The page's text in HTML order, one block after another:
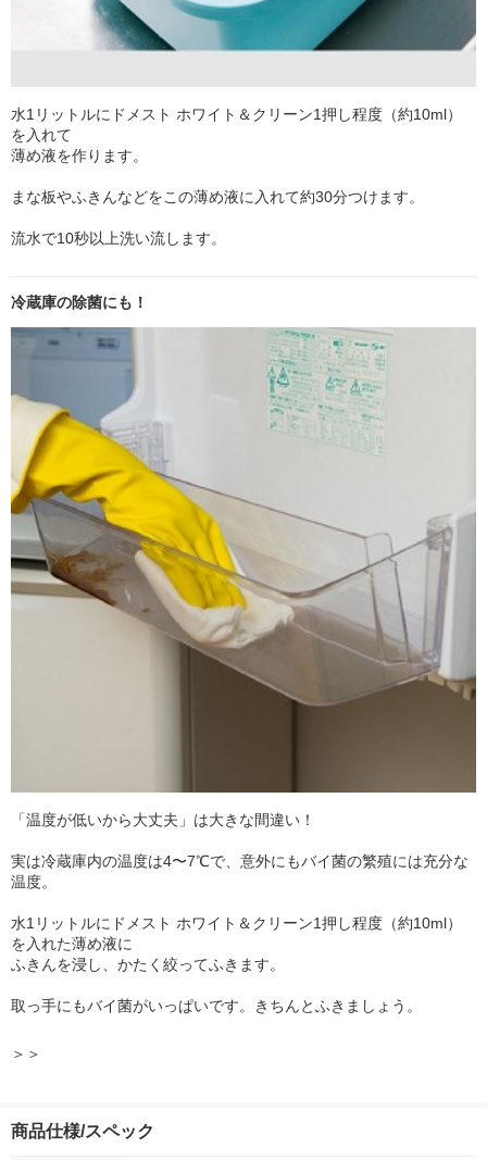
水1リットルにドメスト ホワイト＆クリーン1押し程度（約10ml）
を入れて
薄め液を作ります。
まな板やふきんなどをこの薄め液に入れて約30分つけます。
流水で10秒以上洗い流します。
冷蔵庫の除菌にも！
「温度が低いから大丈夫」は大きな間違い！
実は冷蔵庫内の温度は4〜7℃で、意外にもバイ菌の繁殖には充分な
温度。
水1リットルにドメスト ホワイト＆クリーン1押し程度（約10ml）
を入れた薄め液に
ふきんを浸し、かたく絞ってふきます。
取っ手にもバイ菌がいっぱいです。きちんとふきましょう。
＞＞
商品仕様/スペック